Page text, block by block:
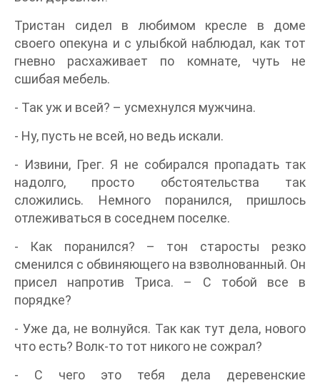
Тристан сидел в любимом кресле в доме
своего опекуна и с улыбкой наблюдал, как тот
гневно расхаживает по комнате, чуть не
сшибая мебель.
- Так уж и всей? – усмехнулся мужчина.
- Ну, пусть не всей, но ведь искали.
- Извини, Грег. Я не собирался пропадать так
надолго, просто обстоятельства так
сложились. Немного поранился, пришлось
отлеживаться в соседнем поселке.
- Как поранился? – тон старосты резко
сменился с обвиняющего на взволнованный. Он
присел напротив Триса. – С тобой все в
порядке?
- Уже да, не волнуйся. Так как тут дела, нового
что есть? Волк-то тот никого не сожрал?
- С чего это тебя дела деревенские